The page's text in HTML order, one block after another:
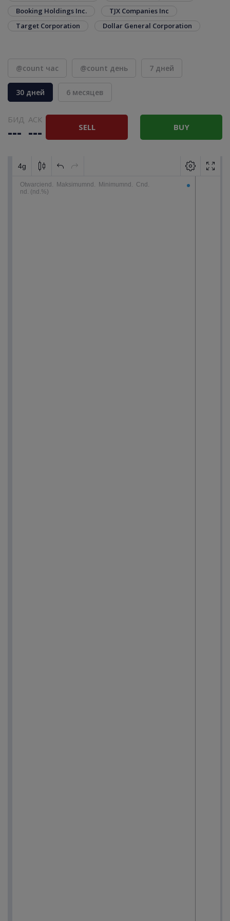
Booking Holdings Inc.
TJX Companies Inc
Target Corporation
Dollar General Corporation
@count час @count день 7 дней
30 дней 6 месяцев
БИД
---
АСК
--- SELL BUY